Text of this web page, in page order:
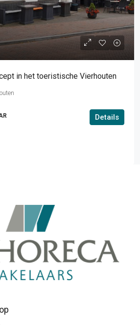
in het toeristische Vierhouten
Details